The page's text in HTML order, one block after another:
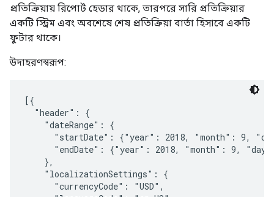
প্রতিক্রিয়ায় রিপোর্ট হেডার থাকে, তারপরে সারি প্রতিক্রিয়ার
একটি স্ট্রিম এবং অবশেষে শেষ প্রতিক্রিয়া বার্তা হিসাবে একটি
ফুটার থাকে।
উদাহরণস্বরূপ:
[{
  "header": {
    "dateRange": {
"startDate": {"year": 2018, "month": 9,
"endDate": {"year": 2018, "month": 9,
    },
    "localizationSettings": {
      "currencyCode": "USD",